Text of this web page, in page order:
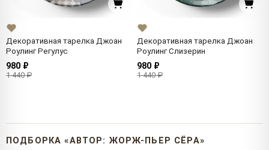
Декоративная тарелка Джоан
Роулинг Регулус
980 ₽
1 440 ₽
Декоративная тарелка Джоан
Роулинг Слизерин
980 ₽
1 440 ₽
ПОДБОРКА «АВТОР: ЖОРЖ-ПЬЕР СЁРА»